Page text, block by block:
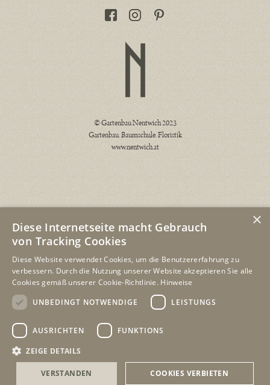
© Gartenbau Nentwich 2023
Gartenbau. Baumschule. Floristik
www.nentwich.at
ÖFFNUNGSZEITEN
GARTENSHOP WEISSENKIRCHEN
Montag - Freitag
Samstag
8-12 Uhr
27.9-11.10.
×
Diese Internetseite macht Gebrauch
von Tracking Cookies
Diese Website verwendet Cookies, um die Benutzererfahrung zu
verbessern. Durch die Nutzung unserer Website akzeptieren Sie alle
Cookies gemäß unserer Cookie-Richtlinie. Hinweise
UNBEDINGT NOTWENDIGE
LEISTUNGS
AUSRICHTEN FUNKTIONS
ZEIGE DETAILS
VERSTANDEN COOKIES VERBIETEN